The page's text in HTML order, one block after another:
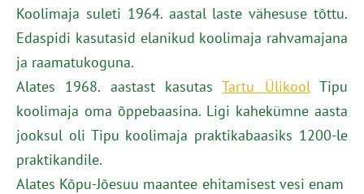
Koolimaja suleti 1964. aastal laste vähesuse tõttu.
Edaspidi kasutasid elanikud koolimaja rahvamajana
ja raamatukoguna.
Alates 1968. aastast kasutasTartu ÜlikoolTipu
koolimaja oma õppebaasina. Ligi kahekümne aasta
jooksul oli Tipu koolimaja praktikabaasiks 1200-le
praktikandile.
Alates Kõpu-Jõesuu maantee ehitamisest vesi enam